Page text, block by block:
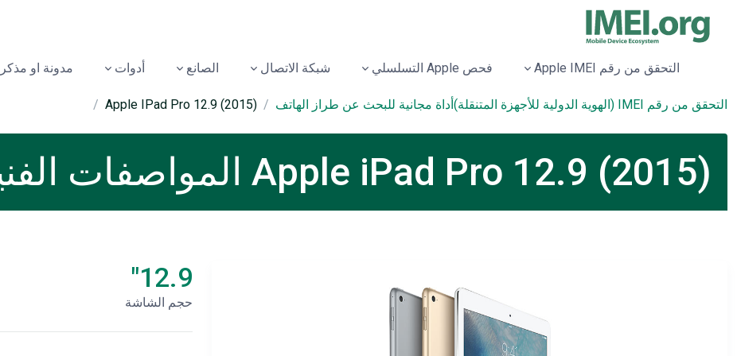
التحقق من رقم Apple IMEI فحص Apple التسلسلي شبكة الاتصال الصانع أدوات مدونة او
التحقق من رقم IMEI (الهوية الدولية للأجهزة المتنقلة) أداة مجانية للبحث عن طراز الهاتف Apple IPad Pro 12.9 (2015)
Apple iPad Pro 12.9 (2015) المواصفات الفنية
12.9"
حجم الشاشة